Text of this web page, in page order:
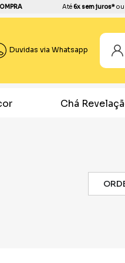
Até6x sem juros*ou
Duvidas via Whatsapp
Revelação Festa